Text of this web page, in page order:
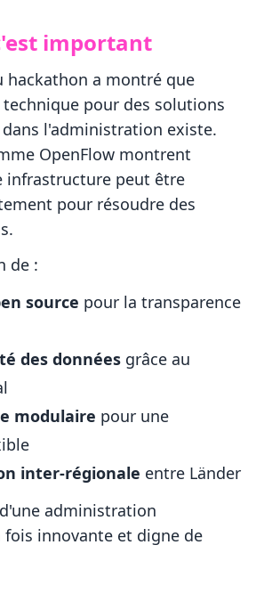
important
hackathon a montré que
pour des solutions
l'administration existe.
OpenFlow montrent
infrastructure peut être
pour résoudre des
de :
source pour la transparence
des données grâce au
modulaire pour une
inter-régionale entre Länder
administration
fois innovante et digne de